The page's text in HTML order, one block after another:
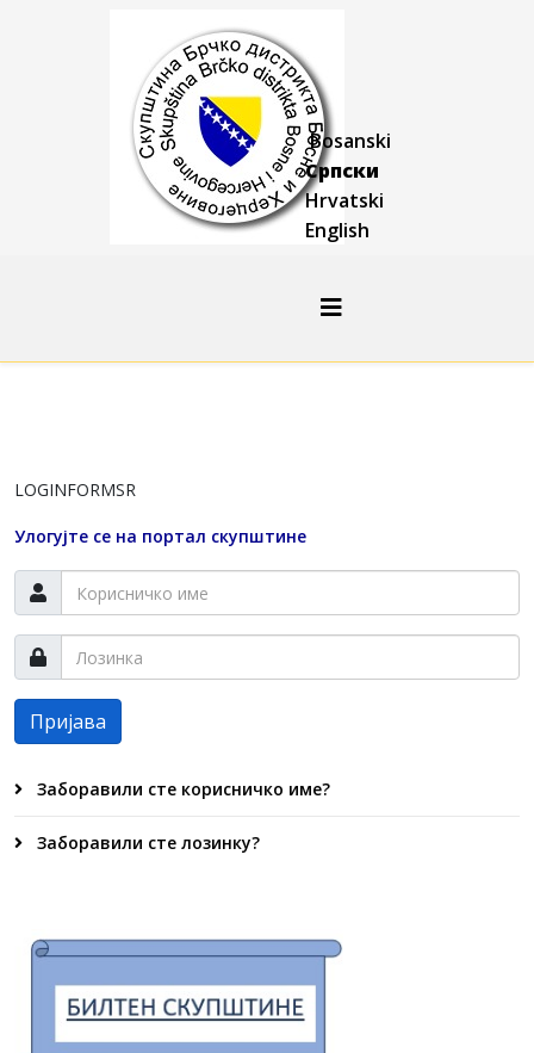
Bosanski
Српски
Hrvatski
English
LOGINFORMSR
Улогујте се на портал скупштине
Пријава
Заборавили сте корисничко име?
Заборавили сте лозинку?